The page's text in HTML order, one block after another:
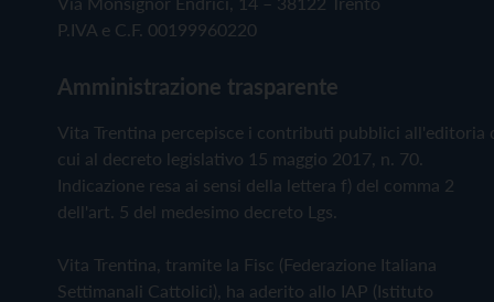
P.IVA e C.F. 00199960220
Amministrazione trasparente
Vita Trentina percepisce i contributi pubblici all'editoria
cui al decreto legislativo 15 maggio 2017, n. 70.
Indicazione resa ai sensi della lettera f) del comma 2
dell'art. 5 del medesimo decreto Lgs.
Vita Trentina, tramite la Fisc (Federazione Italiana
Settimanali Cattolici), ha aderito allo IAP (Istituto